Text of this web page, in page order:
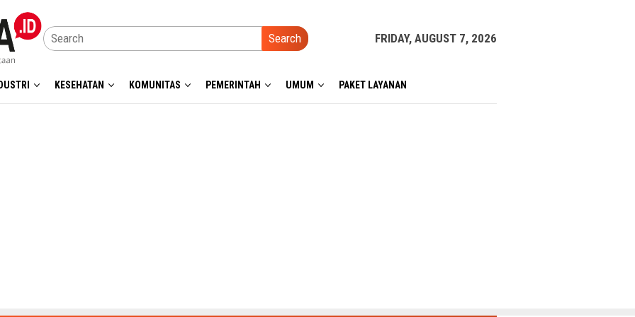
Search FRIDAY, AUGUST 7, 2026
KESEHATAN KOMUNITAS PEMERINTAH UMUM PAKET LAYANAN